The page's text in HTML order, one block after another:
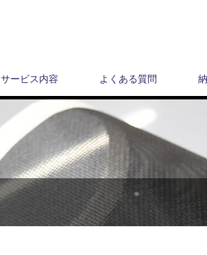
サービス内容 よくある質問